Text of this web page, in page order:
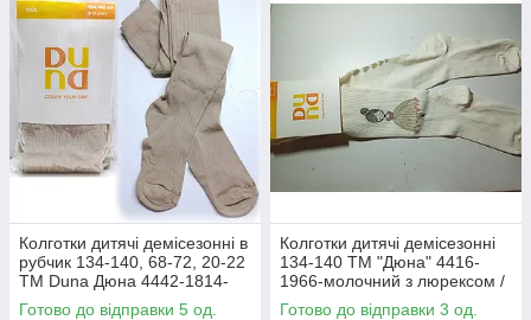
Колготки дитячі демісезонні в
рубчик 134-140, 68-72, 20-22
ТМ Duna Дюна 4442-1814-
темний сіро-беж / весна-осінь
Готово до відправки 5 од.
Колготки дитячі демісезонні
134-140 ТМ "Дюна" 4416-
1966-молочний з люрексом /
весна-осінь
Готово до відправки 3 од.